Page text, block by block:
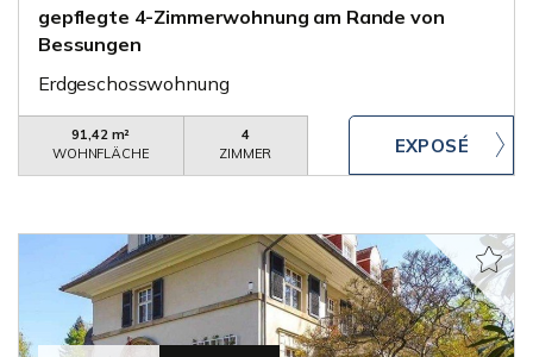
gepflegte 4-Zimmerwohnung am Rande von
Bessungen
Erdgeschosswohnung
91,42 m²
WOHNFLÄCHE
4
ZIMMER